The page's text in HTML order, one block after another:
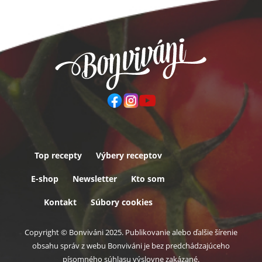
Päta
Top recepty Výbery receptov
E-shop Newsletter Kto som
Kontakt Súbory cookies
Copyright © Bonviváni 2025. Publikovanie alebo ďalšie šírenie
obsahu správ z webu Bonviváni je bez predchádzajúceho
písomného súhlasu výslovne zakázané.